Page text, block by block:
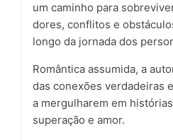
um caminho para
dores, conflitos e
longo da jornada dos
Romântica assumida, a
das conexões verdadeiras
a mergulharem em
superação e amor.